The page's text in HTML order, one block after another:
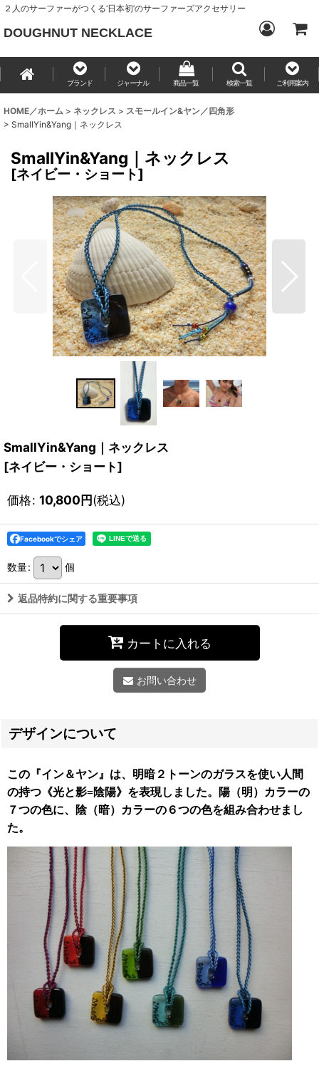
２人のサーファーがつくる‘日本初’のサーファーズアクセサリー
DOUGHNUT NECKLACE
ブランド ジャーナル 商品一覧 検索一覧 ご利用案内
HOME／ホーム > ネックレス > スモールイン&ヤン／四角形
> SmallYin&Yang｜ネックレス
SmallYin&Yang｜ネックレス
[ネイビー・ショート]
SmallYin&Yang｜ネックレス
[ネイビー・ショート]
価格: 10,800円(税込)
Facebookでシェア
数量: 個
返品特約に関する重要事項
カートに入れる
お問い合わせ
デザインについて
この『イン＆ヤン』は、明暗２トーンのガラスを使い人間
の持つ《光と影=陰陽》を表現しました。
陽（明）カラーの
７つの色に、 陰（暗）カラーの６つの色を組み合わせまし
た。